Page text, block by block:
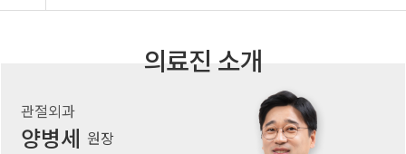
의료진 소개
관절외과
양병세 원장